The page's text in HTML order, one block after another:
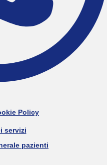
Policy
servizi
pazienti